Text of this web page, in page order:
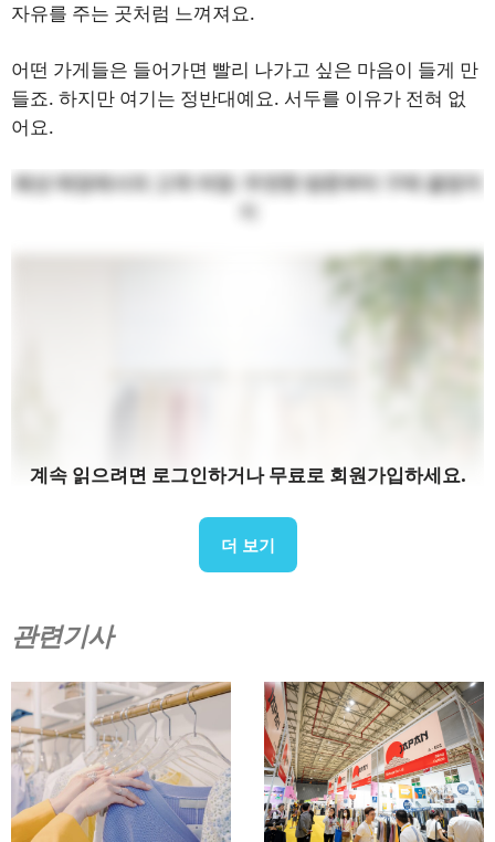
자유를 주는 곳처럼 느껴져요.
어떤 가게들은 들어가면 빨리 나가고 싶은 마음이 들게 만
들죠. 하지만 여기는 정반대예요. 서두를 이유가 전혀 없
어요.
패션 매장에서의 고객 여정: 우연한 방문부터 구매 결정까
예시 사진
계속 읽으려면 로그인하거나 무료로 회원가입하세요.
더 보기
관련기사